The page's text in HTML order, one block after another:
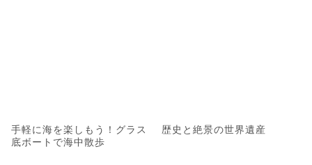
手軽に海を楽しもう！グラス
底ボートで海中散歩
歴史と絶景の世界遺産